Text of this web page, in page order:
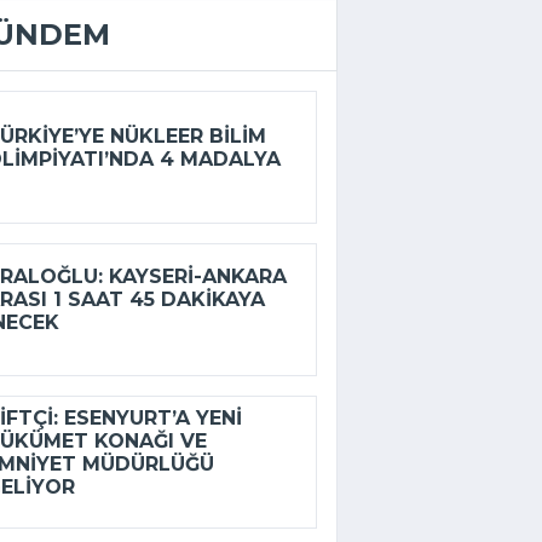
NÜKLEER BILIM
4 MADALYA
KAYSERI-ANKARA
1 SAAT 45 DAKIKAYA
ESENYURT’A YENI
KONAĞI VE
MÜDÜRLÜĞÜ